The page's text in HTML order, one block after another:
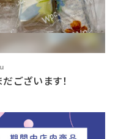
ございます！